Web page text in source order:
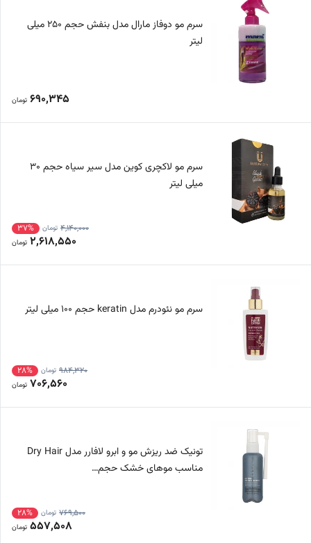
سرم مو دوفاز مارال مدل بنفش حجم 250 میلی
لیتر
690,345 تومان
سرم مو لاکچری کوین مدل سیر سیاه حجم 30
میلی لیتر
4,140,000 تومان 37%
2,618,550 تومان
سرم مو نئودرم مدل keratin حجم 100 میلی لیتر
984,320 تومان 28%
706,560 تومان
تونیک ضد ریزش مو و ابرو لافارر مدل Dry Hair
مناسب موهای خشک حجم…
769,500 تومان 28%
557,508 تومان